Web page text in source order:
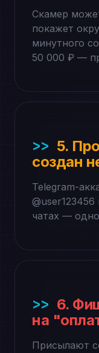
Скамер
покажет
минутного
50 000 ₽ —
5.
создан
Telegram-
чатах —
6.
на
Присылают